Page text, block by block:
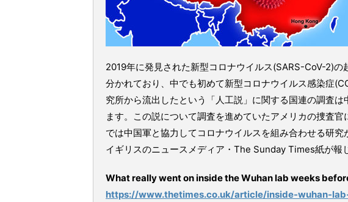
2019年に発見された新型コロナウイルス(SARS-CoV-2)
分かれており、中でも初めて新型コロナウイルス感染症
究所から流出したという「人工説」に関する国連の調査は
ます。この説について調査を進めていたアメリカの捜査
では中国軍と協力してコロナウイルスを組み合わせる研究
イギリスのニュースメディア・The Sunday Times紙が報
What really went on inside the Wuhan lab weeks
https://www.thetimes.co.uk/article/inside-wuhan-